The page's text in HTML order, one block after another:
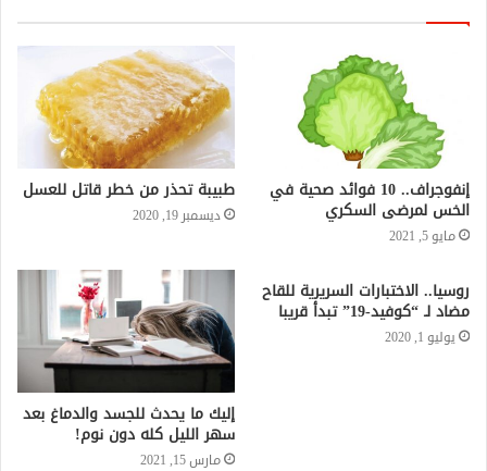
إنفوجراف.. 10 فوائد صحية في
الخس لمرضى السكري
مايو 5, 2021
طبيبة تحذر من خطر قاتل للعسل
ديسمبر 19, 2020
روسيا.. الاختبارات السريرية للقاح
مضاد لـ “كوفيد-19” تبدأ قريبا
يوليو 1, 2020
إليك ما يحدث للجسد والدماغ بعد
سهر الليل كله دون نوم!
مارس 15, 2021